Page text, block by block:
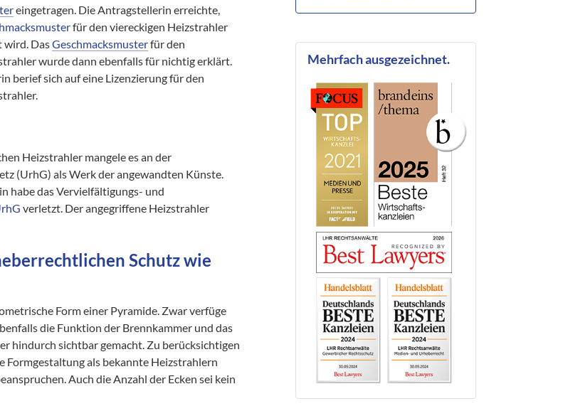
eingetragen. Die Antragstellerin erreichte,
für den viereckigen Heizstrahler
wird. DasGeschmacksmusterfür den
wurde dann ebenfalls für nichtig erklärt.
berief sich auf eine Lizenzierung für den
Heizstrahler mangele es an der
(UrhG) als Werk der angewandten Künste.
habe das Vervielfältigungs- und
verletzt. Der angegriffene Heizstrahler
Schutz wie
Form einer Pyramide. Zwar verfüge
die Funktion der Brennkammer und das
hindurch sichtbar gemacht. Zu berücksichtigen
Formgestaltung als bekannte Heizstrahlern
Auch die Anzahl der Ecken sei kein
Mehrfach ausgezeichnet.